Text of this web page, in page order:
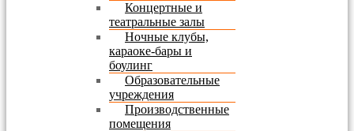
Концертные и
театральные залы
Ночные клубы,
караоке-бары и
боулинг
Образовательные
учреждения
Производственные
помещения